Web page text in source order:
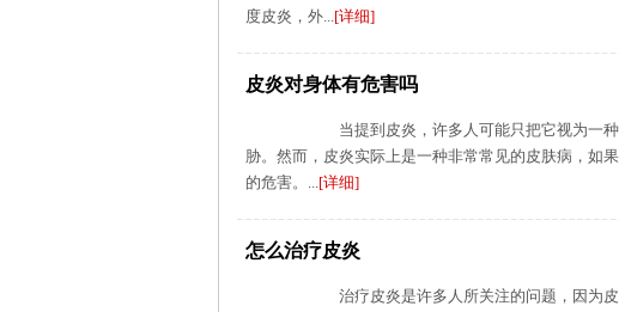
度皮炎，外...[详细]
皮炎对身体有危害吗
当提到皮炎，许多人可能只把它视为一种普
胁。然而，皮炎实际上是一种非常常见的皮肤病，如
的危害。...[详细]
怎么治疗皮炎
治疗皮炎是许多人所关注的问题，因为皮炎